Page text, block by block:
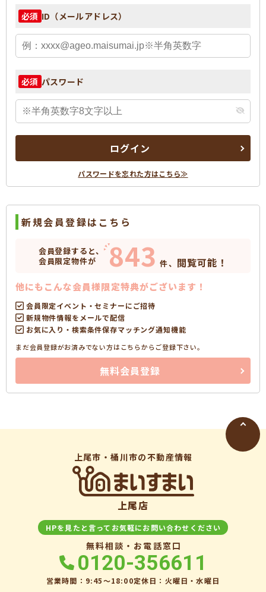
必須 ID（メールアドレス）
必須 パスワード
ログイン
パスワードを忘れた方はこちら≫
新規会員登録はこちら
会員登録すると、
会員限定物件が
843 件、 閲覧可能！
他にもこんな会員様限定特典がございます！
会員限定イベント・セミナーにご招待
新規物件情報をメールで配信
お気に入り・検索条件保存マッチング通知機能
まだ会員登録がお済みでない方はこちらからご登録下さい。
無料会員登録
上尾市・桶川市の不動産情報
上尾店
HPを見たと言ってお気軽にお問い合わせください
無料相談・お電話窓口
0120-356611
営業時間：9:45〜18:00定休日：火曜日・水曜日